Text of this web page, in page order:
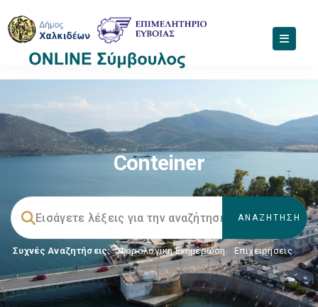
Conteiner
Συχνές Αναζητήσεις: Φορολογικη Ενημέρωση, Επιχειρήσεις